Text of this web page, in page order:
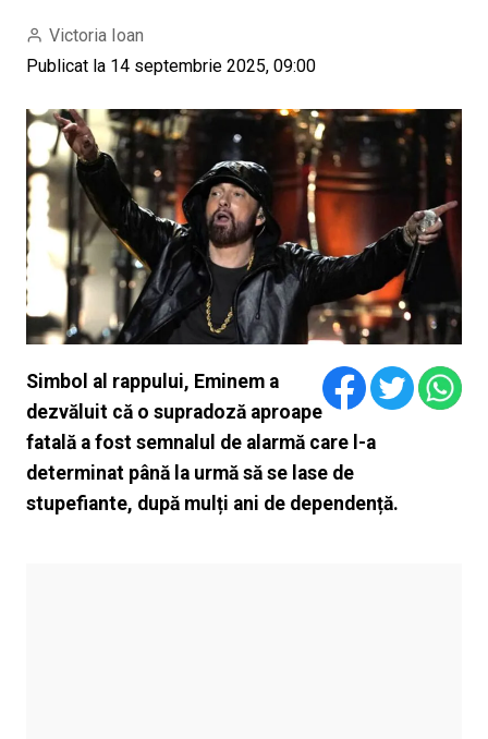
Victoria Ioan
Publicat la 14 septembrie 2025, 09:00
Simbol al rappului, Eminem a
dezvăluit că o supradoză aproape
fatală a fost semnalul de alarmă care l-a
determinat până la urmă să se lase de
stupefiante, după mulți ani de dependență.